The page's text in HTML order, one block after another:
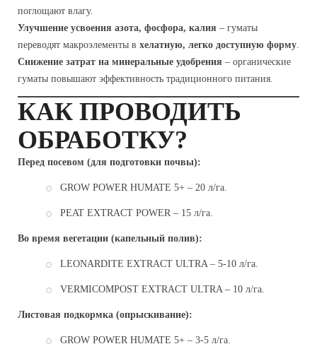
поглощают влагу.
Улучшение усвоения азота, фосфора, калия – гуматы
переводят макроэлементы в хелатную, легко доступную форму
Снижение затрат на минеральные удобрения – органические
гуматы повышают эффективность традиционного питания.
КАК ПРОВОДИТЬ
ОБРАБОТКУ?
Перед посевом (для подготовки почвы):
GROW POWER HUMATE 5+ – 20 л/га.
PEAT EXTRACT POWER – 15 л/га.
Во время вегетации (капельный полив):
LEONARDITE EXTRACT ULTRA – 5-10 л/га.
VERMICOMPOST EXTRACT ULTRA – 10 л/га.
Листовая подкормка (опрыскивание):
GROW POWER HUMATE 5+ – 3-5 л/га.